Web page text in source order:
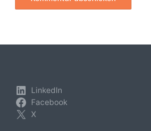
LinkedIn
Facebook
X